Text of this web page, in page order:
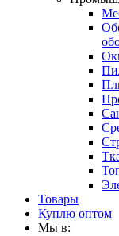
Товары
Куплю оптом
Мы в: